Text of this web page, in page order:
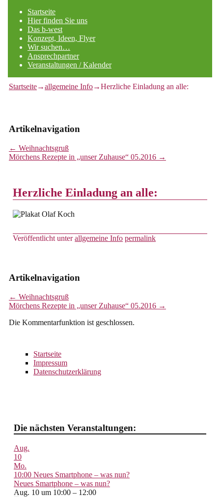
Startseite
Hier finden Sie uns
Das b-west
Konzept, Ideen, Flyer
Wir suchen…
Ansprechpartner
Veranstaltungen / Kalender
Startseite→allgemeine Info→Herzliche Einladung an alle:
Artikelnavigation
← Weihnachtsgruß
Mörchens Rezepte in „unser Zuhause“ 05.2016 →
Herzliche Einladung an alle:
Veröffentlicht unter allgemeine Info permalink
Artikelnavigation
← Weihnachtsgruß
Mörchens Rezepte in „unser Zuhause“ 05.2016 →
Die Kommentarfunktion ist geschlossen.
Startseite
Impressum
Datenschutzerklärung
Die nächsten Veranstaltungen:
Aug.
10
Mo.
10:00 Neues Smartphone – was nun?
Neues Smartphone – was nun?
Aug. 10 um 10:00 – 12:00